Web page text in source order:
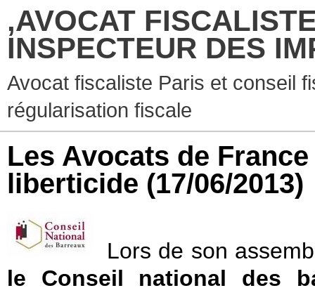
,AVOCAT
INSPECTEUR DES
Avocat fiscaliste Paris et conseil
régularisation fiscale
Les Avocats de
liberticide (17/06/2013)
Lors de son
le Conseil national des